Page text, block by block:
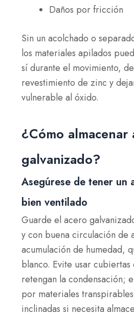
Daños por fricción
Sin un acolchado o
los materiales apilados
sí durante el movimiento,
revestimiento de zinc y
vulnerable al óxido.
¿Cómo almacenar
galvanizado?
Asegúrese de tener un
bien ventilado
Guarde el acero
y con buena circulación de
acumulación de humedad,
blanco. Evite usar
retengan la condensación;
por materiales
inclinadas si necesita